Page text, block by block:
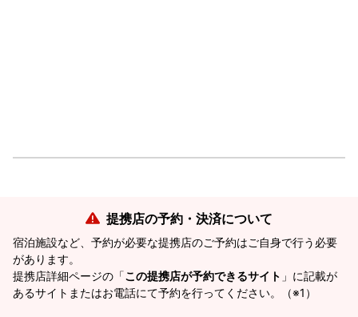
提携店の予約・決済について
宿泊施設など、予約が必要な提携店のご予約はご自身で行う必要
があります。
提携店詳細ページの「この提携店が予約できるサイト 」に記載が
あるサイトまたはお電話にて予約を行ってください。（※1）